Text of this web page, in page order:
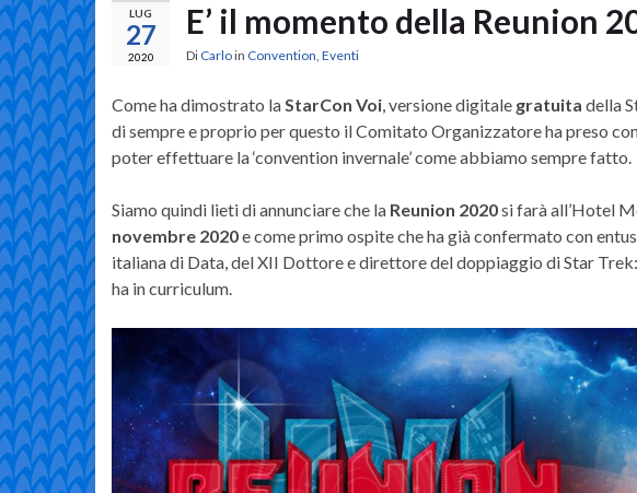
LUG
27
2020
E’ il momento della Reunion
Di Carloin Convention, Eventi
Come ha dimostrato laStarCon Voi, versione digitale gratuita della
di sempre e proprio per questo il Comitato Organizzatore ha preso
poter effettuare la ‘convention invernale’ come abbiamo sempre fatto.
Siamo quindi lieti di annunciare che la Reunion 2020si farà all’Hotel
novembre 2020e come primo ospite che ha già confermato con
italiana di Data, del XII Dottore e direttore del doppiaggio di Star
ha in curriculum.